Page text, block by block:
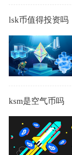
lsk币值得投资吗
ksm是空气币吗